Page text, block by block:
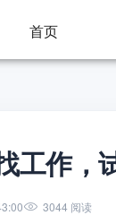
首页
工作，
3044 阅读